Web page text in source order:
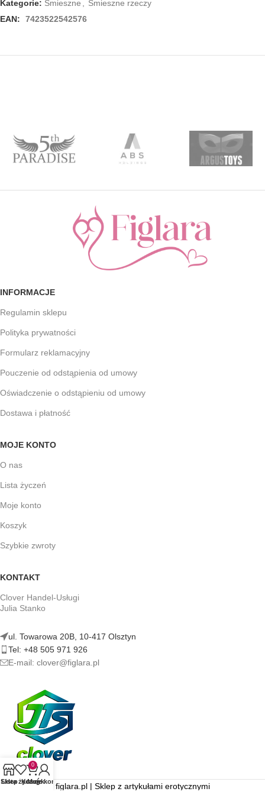
Kategorie: Śmieszne
Śmieszne rzeczy
EAN:
7423522542576
INFORMACJE
Regulamin sklepu
Polityka prywatności
Formularz reklamacyjny
Pouczenie od odstąpienia od umowy
Oświadczenie o odstąpieniu od umowy
Dostawa i płatność
MOJE KONTO
O nas
Lista życzeń
Moje konto
Koszyk
Szybkie zwroty
KONTAKT
Clover Handel-Usługi
Julia Stanko
ul. Towarowa 20B, 10-417 Olsztyn
Tel: +48 505 971 926
E-mail: clover@figlara.pl
figlara.pl | Sklep z artykułami erotycznymi
Sklep
Lista życzeń
0
Koszyk
Moje konto